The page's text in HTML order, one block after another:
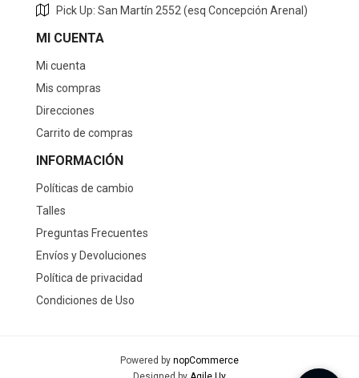
Pick Up: San Martín 2552 (esq Concepción Arenal)
MI CUENTA
Mi cuenta
Mis compras
Direcciones
Carrito de compras
INFORMACIÓN
Políticas de cambio
Talles
Preguntas Frecuentes
Envíos y Devoluciones
Política de privacidad
Condiciones de Uso
Powered by nopCommerce